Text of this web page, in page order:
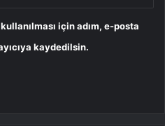
için adım, e-posta
kaydedilsin.